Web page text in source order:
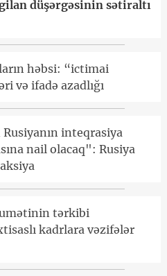
düşərgəsinin sətiraltı
həbsi: “ictimai
və ifadə azadlığı
inteqrasiya
nail olacaq": Rusiya
tərkibi
kadrlara vəzifələr